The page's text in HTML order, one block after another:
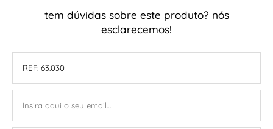
tem dúvidas sobre este produto? nós
esclarecemos!